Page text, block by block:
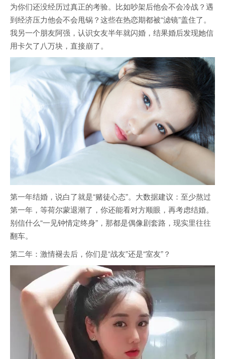
为你们还没经历过真正的考验。比如吵架后他会不会冷战？遇
到经济压力他会不会甩锅？这些在热恋期都被“滤镜”盖住了。
我另一个朋友阿强，认识女友半年就闪婚，结果婚后发现她信
用卡欠了八万块，直接崩了。
第一年结婚，说白了就是“赌徒心态”。大数据建议：至少熬过
第一年，等荷尔蒙退潮了，你还能看对方顺眼，再考虑结婚。
别信什么“一见钟情定终身”，那都是偶像剧套路，现实里往往
翻车。
第二年：激情褪去后，你们是“战友”还是“室友”？